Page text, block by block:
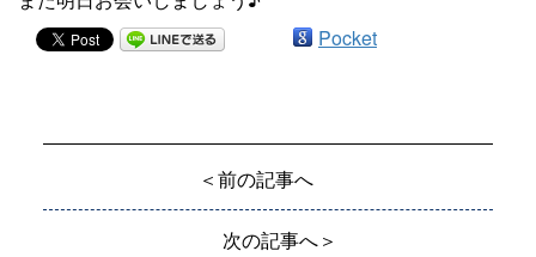
Pocket
＜前の記事へ
次の記事へ＞